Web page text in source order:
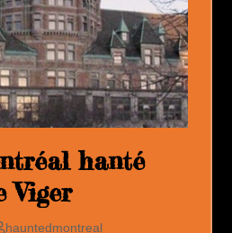
hanté
Viger
hauntedmontreal